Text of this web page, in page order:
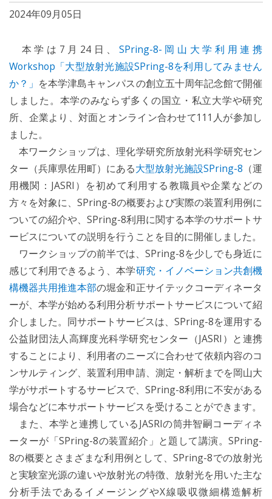
2024年09月05日
本学は7月24日、 SPring-8-岡山大学利用連携
Workshop「大型放射光施設SPring-8を利用してみません
か？」 を本学津島キャンパスの創立五十周年記念館で開催
しました。本学のみならず多くの国立・私立大学や研究
所、企業より、対面とオンライン合わせて111人が参加し
ました。
本ワークショップは、理化学研究所放射光科学研究セン
ター（兵庫県佐用町）にある大型放射光施設SPring-8 （運
用機関：JASRI）を初めて利用する教職員や企業などの
方々を対象に、SPring-8の概要および実際の装置利用例に
ついての紹介や、SPring-8利用に関する本学のサポートサ
ービスについての説明を行うことを目的に開催しました。
ワークショップの前半では、SPring-8を少しでも身近に
感じて利用できるよう、本学研究・イノベーション共創機
構機器共用推進本部の堀金和正サイテックコーディネータ
ーが、本学が始める利用分析サポートサービスについて紹
介しました。同サポートサービスは、SPring-8を運用する
公益財団法人高輝度光科学研究センター（JASRI）と連携
することにより、利用者のニーズに合わせて依頼内容のコ
ンサルティング、装置利用申請、測定・解析までを岡山大
学がサポートするサービスで、SPring-8利用に不安がある
場合などに本サポートサービスを受けることができます。
また、本学と連携しているJASRIの筒井智嗣コーディネ
ーターが「SPring-8の装置紹介」と題して講演。SPring-
8の概要とさまざまな利用例として、SPring-8での放射光
と実験室光源の違いや放射光の特徴、放射光を用いた主な
分析手法であるイメージングやX線吸収微細構造解析